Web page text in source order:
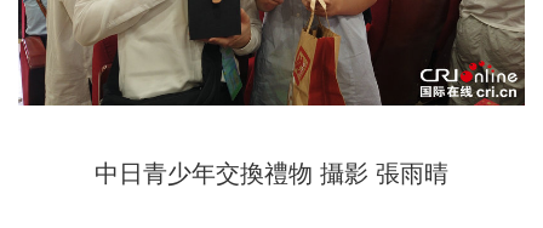
中日青少年交換禮物 攝影 張雨晴